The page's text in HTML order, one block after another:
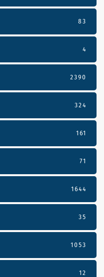
83
4
2390
324
161
71
1644
35
1053
12